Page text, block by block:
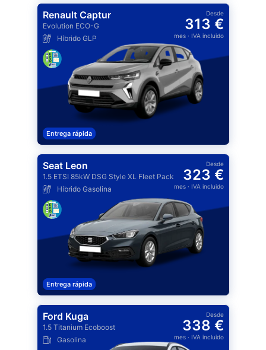
Renault Captur
Evolution ECO-G
Híbrido GLP
Desde
313 €
mes· IVA incluido
Entrega rápida
Seat Leon
1.5 ETSI 85kW DSG Style XL Fleet Pack
Híbrido Gasolina
Desde
323 €
mes· IVA incluido
Entrega rápida
Ford Kuga
1.5 Titanium Ecoboost
Gasolina
Desde
338 €
mes· IVA incluido